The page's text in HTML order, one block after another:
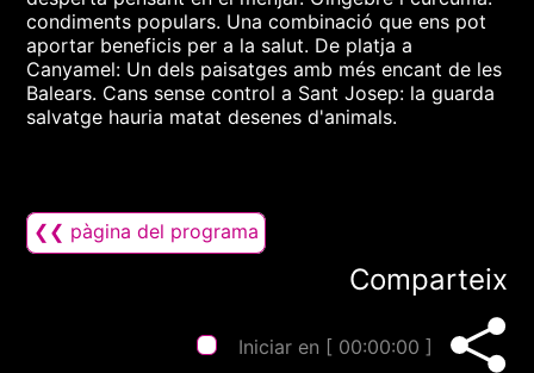
condiments populars. Una combinació que ens pot
aportar beneficis per a la salut. De platja a
Canyamel: Un dels paisatges amb més encant de les
Balears. Cans sense control a Sant Josep: la guarda
salvatge hauria matat desenes d'animals.
❮❮ pàgina del programa
Comparteix
Iniciar en [ 00:00:00 ]